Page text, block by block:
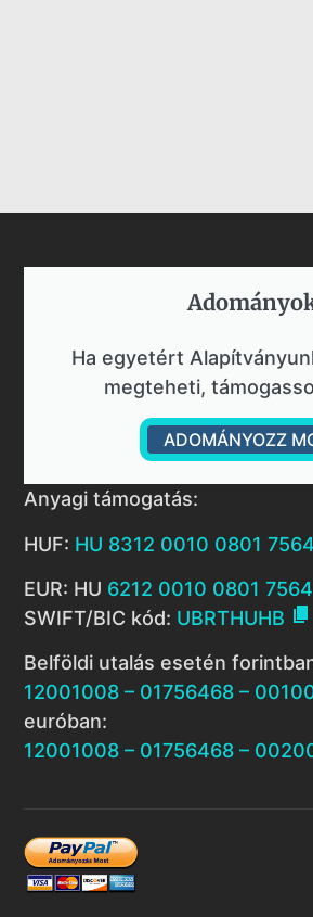
Ha egyetért
megteheti,
ADOMÁNYOZZ
Anyagi támogatás:
HUF: HU 8312 0010 0801
EUR: HU 6212 0010 0801
SWIFT/BIC kód: UBRTHUHB 
Belföldi utalás esetén
12001008 – 01756468 –
euróban:
12001008 – 01756468 –